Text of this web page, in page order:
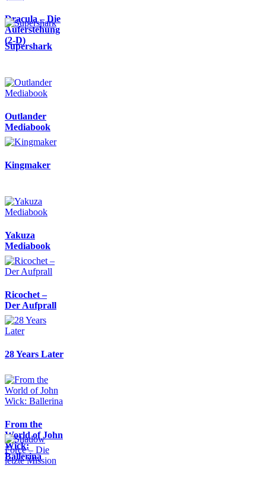
Dracula – Die
Auferstehung
(2-D)
Supershark
Outlander
Mediabook
Kingmaker
Yakuza
Mediabook
Ricochet –
Der Aufprall
28 Years Later
From the
World of John
Wick:
Ballerina